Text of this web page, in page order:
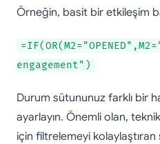
Örneğin, basit bir etkileşim
engagement")
Durum sütununuz farklı bir
ayarlayın. Önemli olan,
için filtrelemeyi kolaylaştıran